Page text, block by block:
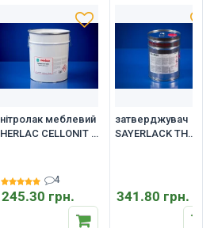
нітролак меблевий
HERLAC CELLONIT D
245.30 грн.
4
затверджувач
SAYERLACK ТН
341.80 грн.